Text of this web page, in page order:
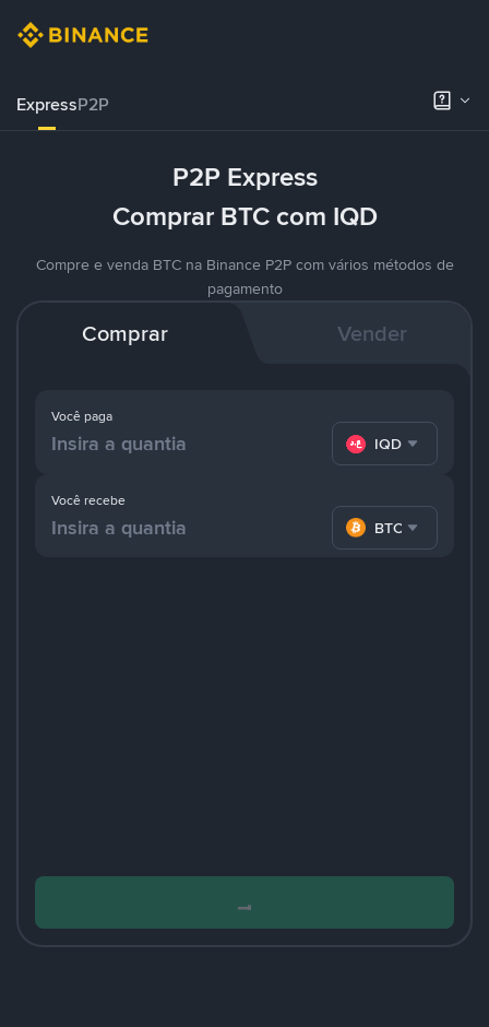
ExpressP2P
P2P Express
Comprar BTC com IQD
Compre e venda BTC na Binance P2P com vários métodos de
pagamento
Comprar Vender
Você paga
IQD
Você recebe
BTC